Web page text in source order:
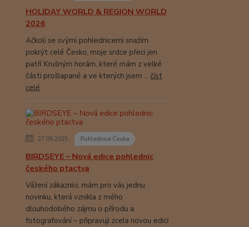
HOLIDAY WORLD & REGION WORLD
2026
Ačkoli se svými pohlednicemi snažím
pokrýt celé Česko, moje srdce přeci jen
patří Krušným horám, které mám z velké
části prošlapané a ve kterých jsem ... číst
celé
27.08.2025 Pohlednice Česka
BIRDSEYE – Nová edice pohlednic
českého ptactva
Vážení zákazníci, mám pro vás jednu
novinku, která vznikla z mého
dlouhodobého zájmu o přírodu a
fotografování – připravuji zcela novou edici